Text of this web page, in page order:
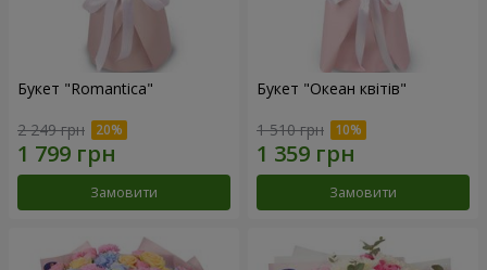
Букет "Romantica"
2 249 грн
Замовити
Букет "Океан квітів"
1 510 грн
Замовити